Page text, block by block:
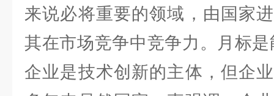
来说必将重要的领域，由国家
其在市场竞争中竞争力。月标
企业是技术创新的主体，但企